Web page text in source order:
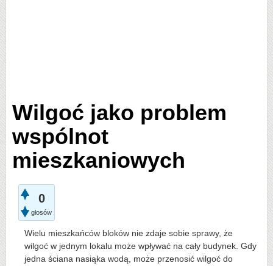
Wilgoć jako problem
wspólnot
mieszkaniowych
0
głosów
Wielu mieszkańców bloków nie zdaje sobie sprawy, że
wilgoć w jednym lokalu może wpływać na cały budynek. Gdy
jedna ściana nasiąka wodą, może przenosić wilgoć do